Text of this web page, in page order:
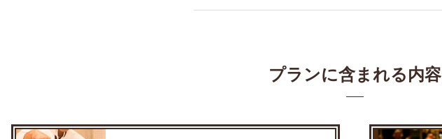
プランに含まれる内容